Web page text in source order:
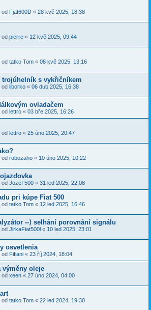
od Fjat600D « 28 kvě 2025, 18:38
od pierre « 12 kvě 2025, 09:44
od tatko Tom « 08 kvě 2025, 13:16
s vykřičníkem
od liborko « 06 dub 2025, 16:38
ovladačem
od lettro « 03 bře 2025, 16:26
od lettro « 25 úno 2025, 20:47
od robozaho « 10 úno 2025, 10:22
od Jozef 500 « 31 led 2025, 22:08
pri kúpe Fiat 500
od tatko Tom « 12 led 2025, 16:46
--⟩ selhání porovnání signálu
od JirkaFiat500l « 10 led 2025, 23:01
osvetlenia
od Fifiani « 23 říj 2024, 18:04
výměny oleje
od xeen « 27 úno 2024, 04:00
od tatko Tom « 22 led 2024, 19:30